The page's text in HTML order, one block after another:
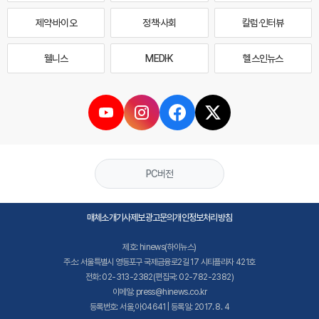
제약·바이오 정책·사회 칼럼·인터뷰
웰니스 MEDI·K 헬스인뉴스
PC버전
매체소개기사제보광고문의개인정보처리방침
제호: hinews(하이뉴스)
주소: 서울특별시 영등포구 국제금융로2길 17 시티플라자 421호
전화: 02-313-2382(편집국: 02-782-2382)
이메일: press@hinews.co.kr
등록번호: 서울,아04641 | 등록일: 2017. 8. 4